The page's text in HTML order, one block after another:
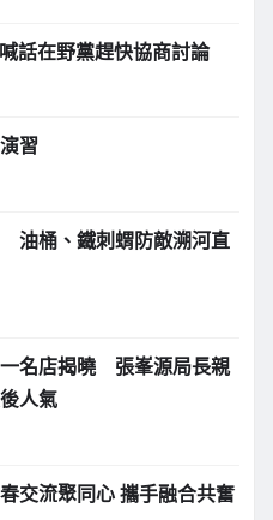
話在野黨趕快協商討論
習
油桶、鐵刺蝟防敵溯河直
名店揭曉 張峯源局長親
人氣
交流聚同心 攜手融合共奮